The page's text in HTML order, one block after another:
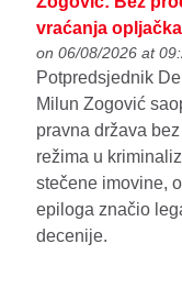
vraćanja
on 06/08/2026 at
Potpredsjednik
Milun Zogović
pravna država
režima u
stečene imovine,
epiloga značio
decenije.